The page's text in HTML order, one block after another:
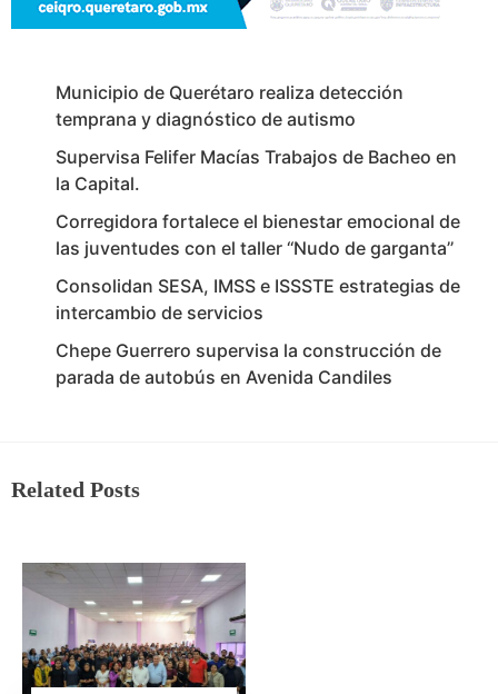
Municipio de Querétaro realiza detección
temprana y diagnóstico de autismo
Supervisa Felifer Macías Trabajos de Bacheo en
la Capital.
Corregidora fortalece el bienestar emocional de
las juventudes con el taller ‘‘Nudo de garganta’’
Consolidan SESA, IMSS e ISSSTE estrategias de
intercambio de servicios
Chepe Guerrero supervisa la construcción de
parada de autobús en Avenida Candiles
Related Posts